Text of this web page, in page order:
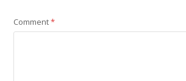
Comment*